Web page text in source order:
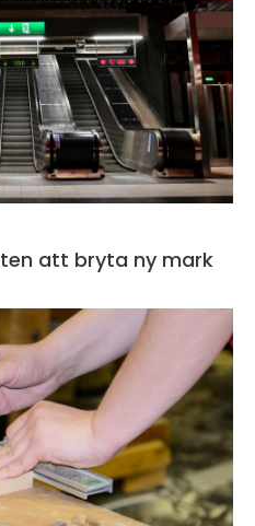
att bryta ny mark